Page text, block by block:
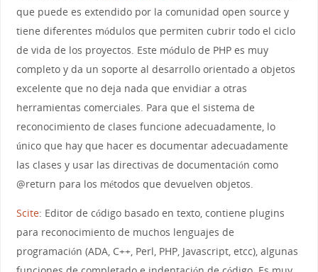
que puede es extendido por la comunidad open source y
tiene diferentes módulos que permiten cubrir todo el ciclo
de vida de los proyectos. Este módulo de PHP es muy
completo y da un soporte al desarrollo orientado a objetos
excelente que no deja nada que envidiar a otras
herramientas comerciales. Para que el sistema de
reconocimiento de clases funcione adecuadamente, lo
único que hay que hacer es documentar adecuadamente
las clases y usar las directivas de documentación como
@return para los métodos que devuelven objetos.
Scite: Editor de código basado en texto, contiene plugins
para reconocimiento de muchos lenguajes de
programación (ADA, C++, Perl, PHP, Javascript, etcc), algunas